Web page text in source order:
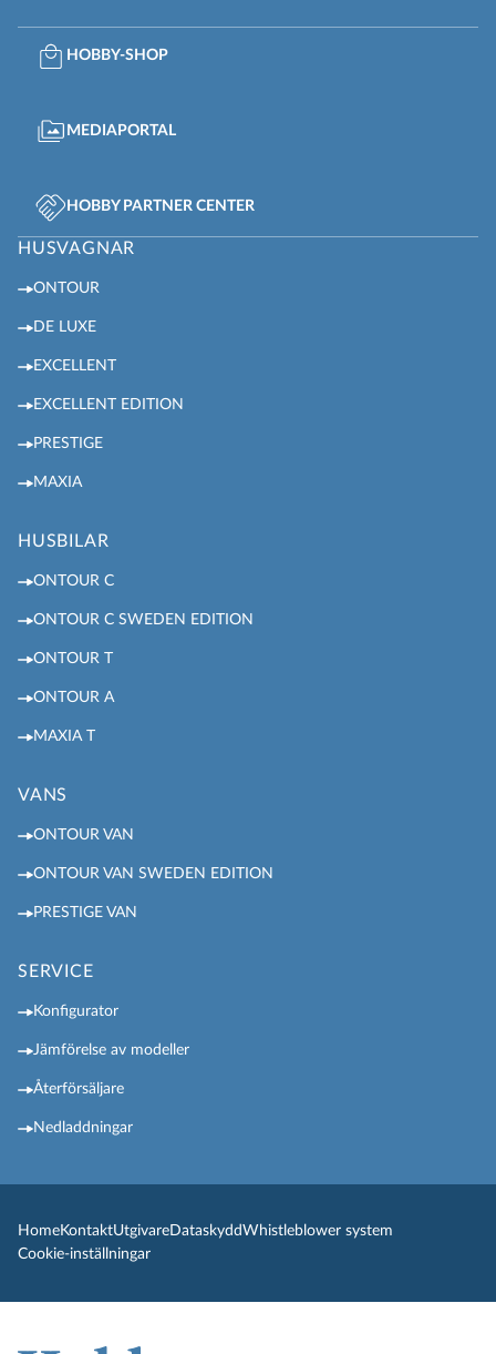
HOBBY-SHOP
MEDIAPORTAL
HOBBY PARTNER CENTER
HUSVAGNAR
ONTOUR
DE LUXE
EXCELLENT
EXCELLENT EDITION
PRESTIGE
MAXIA
HUSBILAR
ONTOUR C
ONTOUR C SWEDEN EDITION
ONTOUR T
ONTOUR A
MAXIA T
VANS
ONTOUR VAN
ONTOUR VAN SWEDEN EDITION
PRESTIGE VAN
SERVICE
Konfigurator
Jämförelse av modeller
Återförsäljare
Nedladdningar
HomeKontaktUtgivareDataskyddWhistleblower system
Cookie-inställningar